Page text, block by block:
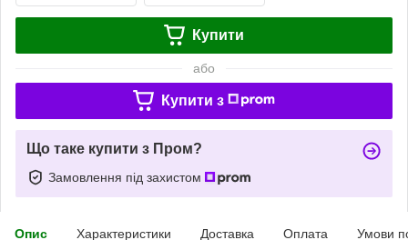
Купити
або
Купити з
Що таке купити з Пром?
Замовлення під захистом
Опис Характеристики Доставка Оплата Умови